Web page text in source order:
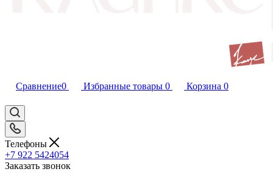
Сравнение0 Избранные товары 0 Корзина 0
Телефоны
+7 922 5424054
Заказать звонок